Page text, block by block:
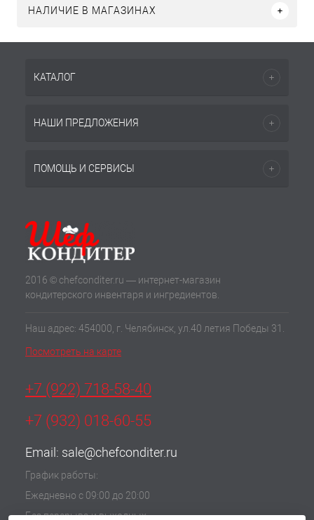
НАЛИЧИЕ В МАГАЗИНАХ
КАТАЛОГ
НАШИ ПРЕДЛОЖЕНИЯ
ПОМОЩЬ И СЕРВИСЫ
2016 © chefconditer.ru — интернет-магазин
кондитерского инвентаря и ингредиентов.
Наш адрес: 454000, г. Челябинск, ул.40 летия Победы 31.
Посмотреть на карте
+7 (922) 718-58-40
+7 (932) 018-60-55
Email: sale@chefconditer.ru
График работы:
Ежедневно с 09:00 до 20:00
Без перерыва и выходных